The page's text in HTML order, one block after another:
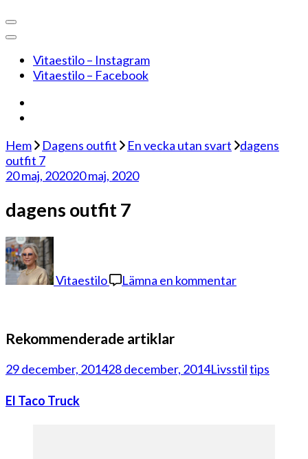
Vitaestilo – Instagram
Vitaestilo – Facebook
Hem Dagens outfit En vecka utan svart
dagens
outfit 7
20 maj, 202020 maj, 2020
dagens outfit 7
Vitaestilo Lämna en kommentar
7
Rekommenderade artiklar
29 december, 201428 december, 2014Livsstiltips
El Taco Truck